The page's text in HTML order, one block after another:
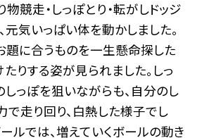
競走・しっぽとり・転がしドッジ
気いっぱい体を動かしました。
題に合うものを一生懸命探した
りする姿が見られました。しっ
しっぽを狙いながらも、自分のし
で走り回り、白熱した様子でし
ルでは、増えていくボールの動き